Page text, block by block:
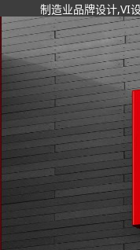
制造业品牌设计,VI